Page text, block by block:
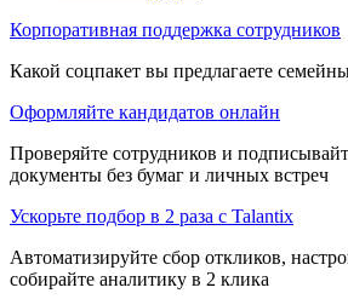
Корпоративная поддержка сотрудников
Какой соцпакет вы предлагаете
Оформляйте кандидатов онлайн
Проверяйте сотрудников и
документы без бумаг и личных встреч
Ускорьте подбор в 2 раза с Talantix
Автоматизируйте сбор откликов,
собирайте аналитику в 2 клика